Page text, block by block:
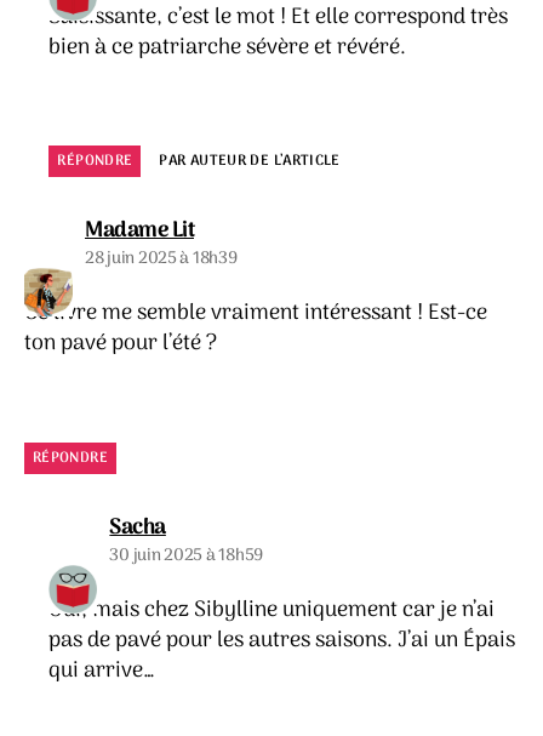
Saisissante, c’est le mot ! Et elle correspond très
bien à ce patriarche sévère et révéré.
RÉPONDRE PAR AUTEUR DE L’ARTICLE
Madame Litdit :
28 juin 2025 à 18h39
Ce livre me semble vraiment intéressant ! Est-ce
ton pavé pour l’été ?
RÉPONDRE
Sachadit :
30 juin 2025 à 18h59
Oui, mais chez Sibylline uniquement car je n’ai
pas de pavé pour les autres saisons. J’ai un Épais
qui arrive…